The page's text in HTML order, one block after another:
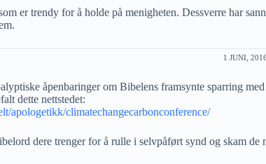
er trendy for å holde på menigheten. Dessverre har
1 JUNI,
åpenbaringer om Bibelens framsynte sparring
dette nettstedet:
apologetikk/climatechangecarbonconference/
dere trenger for å rulle i selvpåført synd og skam de